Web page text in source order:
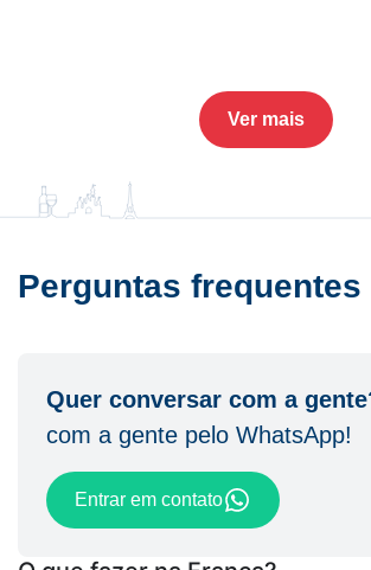
Ver mais
Perguntas frequentes
Quer conversar com a
com a gente pelo WhatsApp!
Entrar em contato